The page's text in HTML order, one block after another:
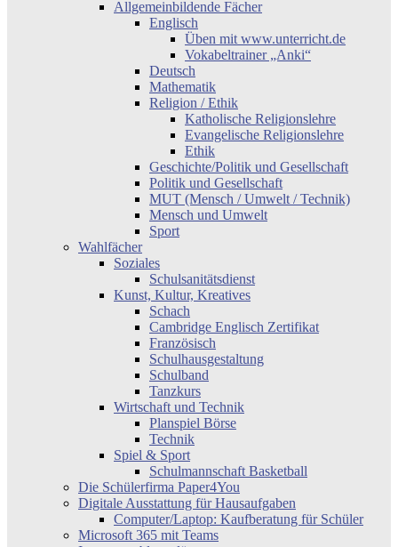
Allgemeinbildende Fächer
Englisch
Üben mit www.unterricht.de
Vokabeltrainer „Anki“
Deutsch
Mathematik
Religion / Ethik
Katholische Religionslehre
Evangelische Religionslehre
Ethik
Geschichte/Politik und Gesellschaft
Politik und Gesellschaft
MUT (Mensch / Umwelt / Technik)
Mensch und Umwelt
Sport
Wahlfächer
Soziales
Schulsanitätsdienst
Kunst, Kultur, Kreatives
Schach
Cambridge Englisch Zertifikat
Französisch
Schulhausgestaltung
Schulband
Tanzkurs
Wirtschaft und Technik
Planspiel Börse
Technik
Spiel & Sport
Schulmannschaft Basketball
Die Schülerfirma Paper4You
Digitale Ausstattung für Hausaufgaben
Computer/Laptop: Kaufberatung für Schüler
Microsoft 365 mit Teams